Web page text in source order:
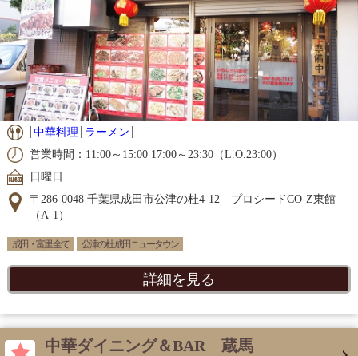
中華料理
ラーメン
営業時間：11:00～15:00 17:00～23:30（L.O.23:00）
日曜日
〒286-0048 千葉県成田市公津の杜4-12 プロシードCO-Z東館
（A-1）
成田・富里 全て 公津の杜 成田ニュータウン
詳細を見る
中華ダイニング＆BAR 蔵馬